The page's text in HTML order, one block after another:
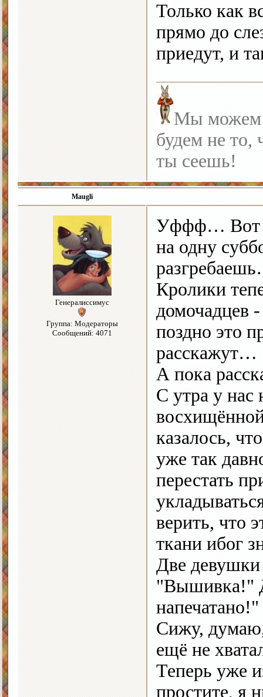
Только как
прямо до
приедут, и
Мы можем
будем не то,
ты сеешь!
Maugli
Генералиссимус
Группа: Модераторы
Сообщений: 4071
Уффф… Вот
на одну
Кролики
домочадцев
поздно это
расскажут…
А пока
С утра у нас
казалось,
уже так
перестать
верить, что
ткани ибог
Две девушки
"Вышивка!"
Сижу, думаю,
ещё не
Теперь уже
простите, я